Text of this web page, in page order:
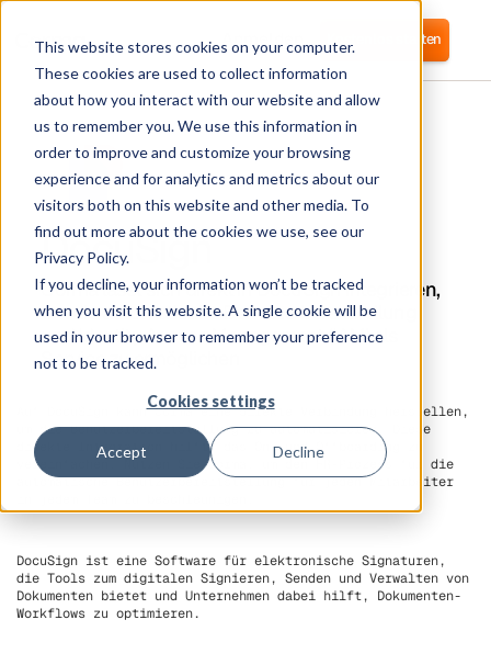
This website stores cookies on your computer.
These cookies are used to collect information
about how you interact with our website and allow
us to remember you. We use this information in
order to improve and customize your browsing
experience and for analytics and metrics about our
visitors both on this website and other media. To
find out more about the cookies we use, see our
Privacy Policy.
If you decline, your information won’t be tracked
when you visit this website. A single cookie will be
used in your browser to remember your preference
not to be tracked.
Cookies settings
Accept Decline
Anmelden Kostenlos starten
DocuSign
Corma lässt sich direkt in DocuSign integrieren,
um die automatische Benutzerbereitstellung
und Identity Access Management (IAM) als
Service zu ermöglichen
Auf DocuSign kann Corma eine direkte Verbindung herstellen,
um die Benutzerbereitstellung zu automatisieren. Diese
direkte Integration hilft, das On- und Offboarding zu
vereinfachen. Nutzen Sie Corma, um den HR-Prozess für die
automatische Benutzerbereitstellung für jeden Mitarbeiter
DocuSign ist eine Software für elektronische Signaturen,
die Tools zum digitalen Signieren, Senden und Verwalten von
Dokumenten bietet und Unternehmen dabei hilft, Dokumenten-
Workflows zu optimieren.